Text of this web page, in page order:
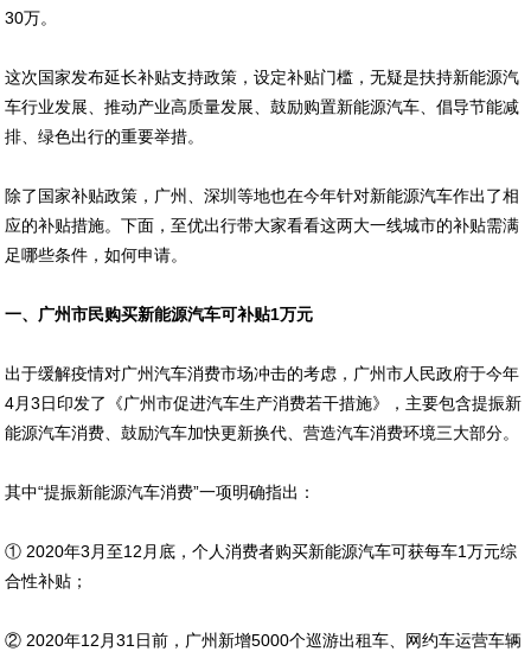
30万。
这次国家发布延长补贴支持政策，设定补贴门槛，无疑是扶持新能源汽
车行业发展、推动产业高质量发展、鼓励购置新能源汽车、倡导节能减
排、绿色出行的重要举措。
除了国家补贴政策，广州、深圳等地也在今年针对新能源汽车作出了相
应的补贴措施。下面，至优出行带大家看看这两大一线城市的补贴需满
足哪些条件，如何申请。
一、广州市民购买新能源汽车可补贴1万元
出于缓解疫情对广州汽车消费市场冲击的考虑，广州市人民政府于今年
4月3日印发了《广州市促进汽车生产消费若干措施》，主要包含提振新
能源汽车消费、鼓励汽车加快更新换代、营造汽车消费环境三大部分。
其中“提振新能源汽车消费”一项明确指出：
① 2020年3月至12月底，个人消费者购买新能源汽车可获每车1万元综
合性补贴；
② 2020年12月31日前，广州新增5000个巡游出租车、网约车运营车辆